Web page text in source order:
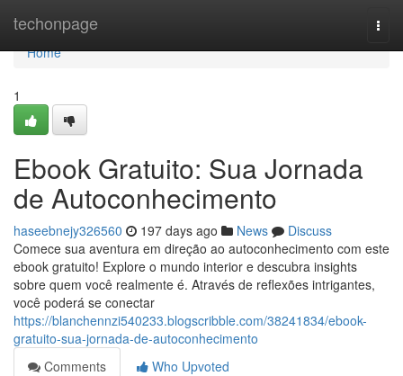
techonpage
Home
Home
1
Ebook Gratuito: Sua Jornada
de Autoconhecimento
haseebnejy326560 197 days ago News
Discuss
Comece sua aventura em direção ao autoconhecimento com este
ebook gratuito! Explore o mundo interior e descubra insights
sobre quem você realmente é. Através de reflexões intrigantes,
você poderá se conectar
https://blanchennzi540233.blogscribble.com/38241834/ebook-
gratuito-sua-jornada-de-autoconhecimento
Comments
Who Upvoted